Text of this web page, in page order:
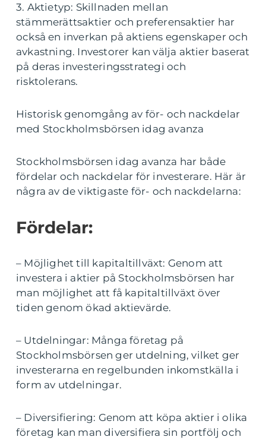
3. Aktietyp: Skillnaden mellan
stämmerättsaktier och preferensaktier har
också en inverkan på aktiens egenskaper och
avkastning. Investorer kan välja aktier baserat
på deras investeringsstrategi och
risktolerans.
Historisk genomgång av för- och nackdelar
med Stockholmsbörsen idag avanza
Stockholmsbörsen idag avanza har både
fördelar och nackdelar för investerare. Här är
några av de viktigaste för- och nackdelarna:
Fördelar:
– Möjlighet till kapitaltillväxt: Genom att
investera i aktier på Stockholmsbörsen har
man möjlighet att få kapitaltillväxt över
tiden genom ökad aktievärde.
– Utdelningar: Många företag på
Stockholmsbörsen ger utdelning, vilket ger
investerarna en regelbunden inkomstkälla i
form av utdelningar.
– Diversifiering: Genom att köpa aktier i olika
företag kan man diversifiera sin portfölj och